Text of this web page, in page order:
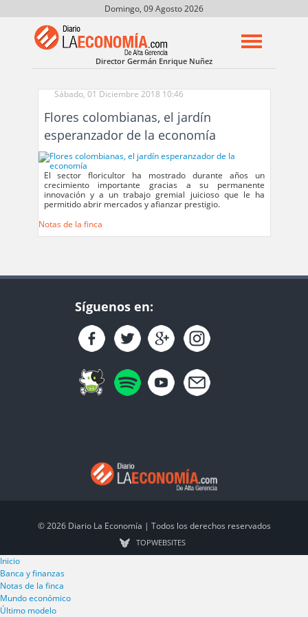
Domingo, 09 Agosto 2026
Director Germán Enrique Nuñez
Sábado, 01 Diciembre 2018 10:46
Flores colombianas, el jardín
esperanzador de la economía
El sector floricultor ha mostrado durante años un
crecimiento importante gracias a su permanente
innovación y a un trabajo gremial juicioso que le ha
permitido abrir mercados y afianzar prestigio.
Notas de la finca
Síguenos en:
© 2026 Diario La Economía | Todos los derechos reservados
TOPWEBSITES
Inicio
Banca y finanzas
Notas de la finca
Mundo económico
Último modelo